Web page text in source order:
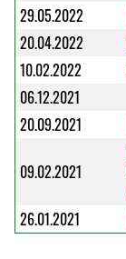
29.05.2022
20.04.2022
10.02.2022
06.12.2021
20.09.2021
09.02.2021
26.01.2021